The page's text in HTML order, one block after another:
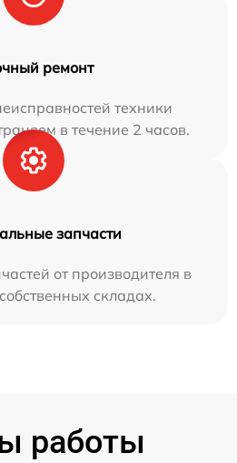
ремонт
техники
в течение 2 часов.
запчасти
от производителя в
складах.
работы